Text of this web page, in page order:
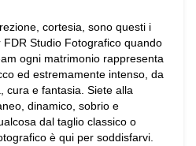
cortesia, sono questi i
Studio Fotografico quando
ogni matrimonio rappresenta
ed estremamente intenso, da
cura e fantasia. Siete alla
dinamico, sobrio e
dal taglio classico o
è qui per soddisfarvi.